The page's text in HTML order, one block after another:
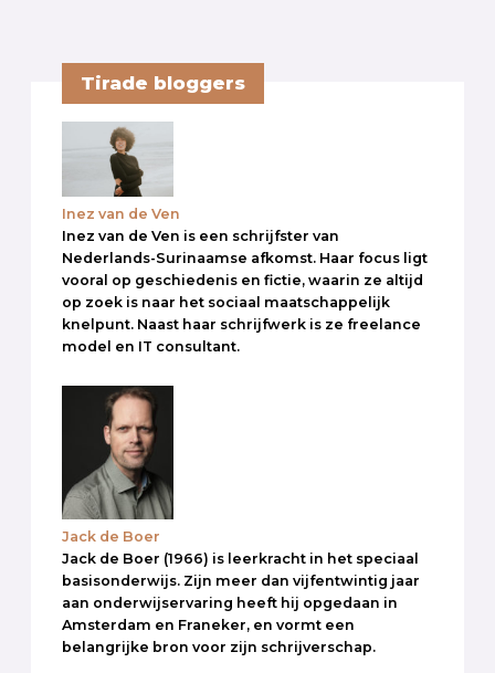
Tirade bloggers
Inez van de Ven
Inez van de Ven is een schrijfster van
Nederlands-Surinaamse afkomst. Haar focus ligt
vooral op geschiedenis en fictie, waarin ze altijd
op zoek is naar het sociaal maatschappelijk
knelpunt. Naast haar schrijfwerk is ze freelance
model en IT consultant.
Jack de Boer
Jack de Boer (1966) is leerkracht in het speciaal
basisonderwijs. Zijn meer dan vijfentwintig jaar
aan onderwijservaring heeft hij opgedaan in
Amsterdam en Franeker, en vormt een
belangrijke bron voor zijn schrijverschap.